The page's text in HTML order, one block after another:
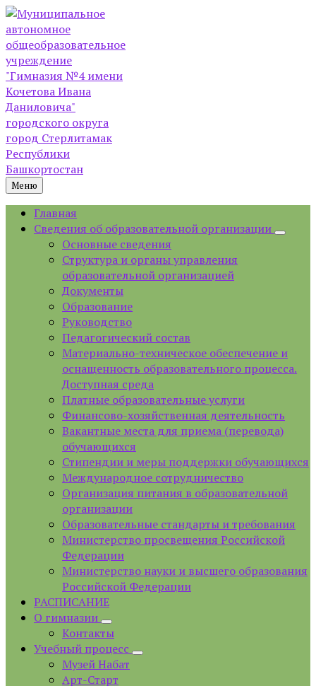
Skip
to
content
Skip
to
left
sidebar
Skip
to
right
sidebar
Skip
to
footer
Меню
Главная
Сведения об образовательной организации
Основные сведения
Структура и органы управления
образовательной организацией
Документы
Образование
Руководство
Педагогический состав
Материально-техническое обеспечение и
оснащенность образовательного процесса.
Доступная среда
Платные образовательные услуги
Финансово-хозяйственная деятельность
Вакантные места для приема (перевода)
обучающихся
Стипендии и меры поддержки обучающихся
Международное сотрудничество
Организация питания в образовательной
организации
Образовательные стандарты и требования
Министерство просвещения Российской
Федерации
Министерство науки и высшего образования
Российской Федерации
РАСПИСАНИЕ
О гимназии
Контакты
Учебный процесс
Музей Набат
Арт-Старт